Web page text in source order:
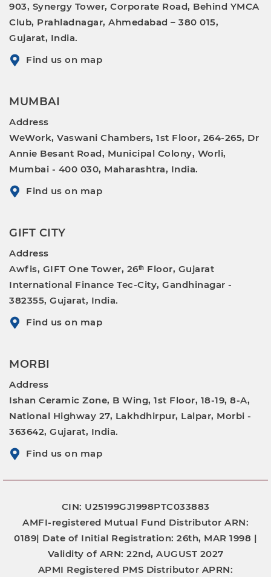
903, Synergy Tower, Corporate Road, Behind YMCA
Club, Prahladnagar, Ahmedabad – 380 015,
Gujarat, India.
Find us on map
MUMBAI
Address
WeWork, Vaswani Chambers, 1st Floor, 264-265, Dr
Annie Besant Road, Municipal Colony, Worli,
Mumbai - 400 030, Maharashtra, India.
Find us on map
GIFT CITY
Address
Awfis, GIFT One Tower, 26ᵗʰ Floor, Gujarat
International Finance Tec-City, Gandhinagar -
382355, Gujarat, India.
Find us on map
MORBI
Address
Ishan Ceramic Zone, B Wing, 1st Floor, 18-19, 8-A,
National Highway 27, Lakhdhirpur, Lalpar, Morbi -
363642, Gujarat, India.
Find us on map
CIN: U25199GJ1998PTC033883
AMFI-registered Mutual Fund Distributor ARN:
0189| Date of Initial Registration: 26th, MAR 1998 |
Validity of ARN: 22nd, AUGUST 2027
APMI Registered PMS Distributor APRN: